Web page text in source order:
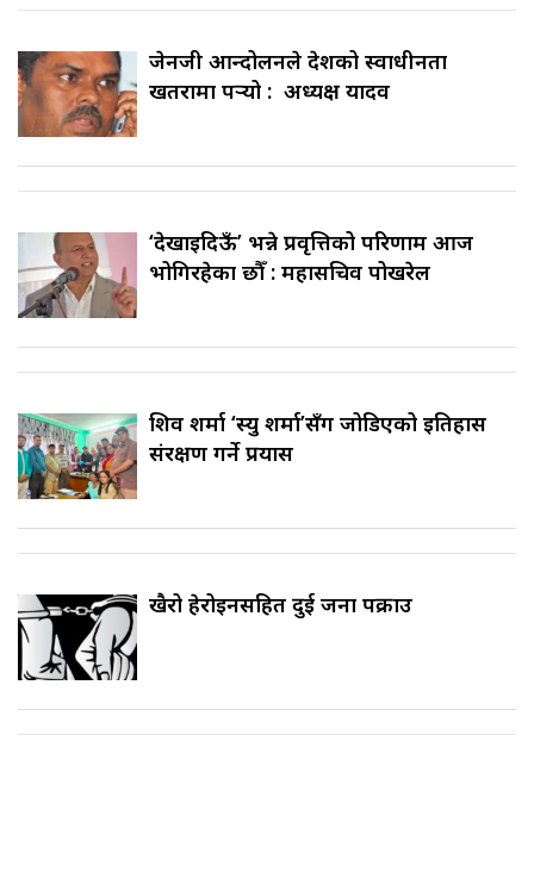
जेनजी आन्दोलनले देशको स्वाधीनता
खतरामा पर्‍यो : अध्यक्ष यादव
‘देखाइदिऊँ’ भन्ने प्रवृत्तिको परिणाम आज
भोगिरहेका छौँ : महासचिव पोखरेल
शिव शर्मा ‘स्यु शर्मा’सँग जोडिएको इतिहास
संरक्षण गर्ने प्रयास
खैरो हेरोइनसहित दुई जना पक्राउ